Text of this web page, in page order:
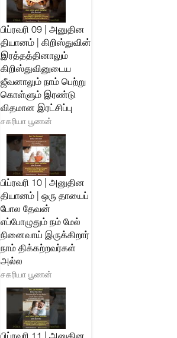
பிப்ரவரி 09 | அனுதின
தியானம் | கிறிஸ்துவின்
இரத்தத்தினாலும்
கிறிஸ்துவினுடைய
ஜீவனாலும் நாம் பெற்று
கொள்ளும் இரண்டு
விதமான இரட்சிப்பு
சகரியா பூணன்
பிப்ரவரி 10 | அனுதின
தியானம் | ஒரு தாயைப்
போல தேவன்
எப்போழுதும் நம் மேல்
நினைவாய் இருக்கிறார்
நாம் திக்கற்றவர்கள்
அல்ல
சகரியா பூணன்
பிப்ரவரி 11 | அனுதின